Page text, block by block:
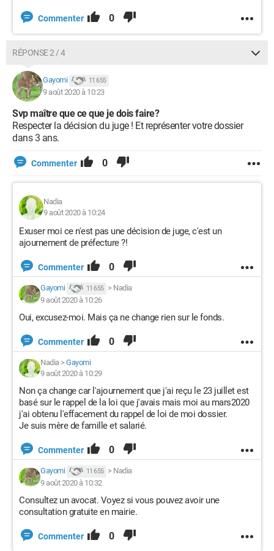
Commenter 0
RÉPONSE 2 / 4
Gayomi 11 655
9 août 2020 à 10:23
Svp maître que ce que je dois faire?
Respecter la décision du juge ! Et représenter votre dossier
dans 3 ans.
Commenter 0
Nadia
9 août 2020 à 10:24
Exuser moi ce n'est pas une décision de juge, c'est un
ajournement de préfecture ?!
Commenter 0
Gayomi 11 655 > Nadia
9 août 2020 à 10:26
Oui, excusez-moi. Mais ça ne change rien sur le fonds.
Commenter 0
Nadia> Gayomi
9 août 2020 à 10:29
Non ça change car l'ajournement que j'ai reçu le 23 juillet est
basé sur le rappel de la loi que j'avais mais moi au mars2020
j'ai obtenu l'effacement du rappel de loi de moi dossier.
Je suis mère de famille et salarié.
Commenter 0
Gayomi 11 655 > Nadia
9 août 2020 à 10:32
Consultez un avocat. Voyez si vous pouvez avoir une
consultation gratuite en mairie.
Commenter 0